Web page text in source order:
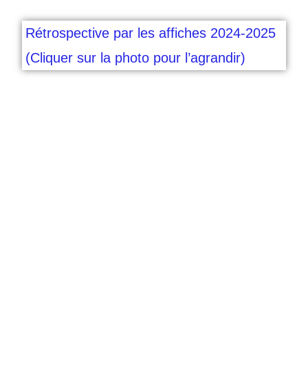
Rétrospective par les affiches 2024-2025
(Cliquer sur la photo pour l’agrandir)